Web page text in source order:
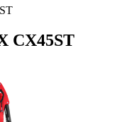
CX45ST